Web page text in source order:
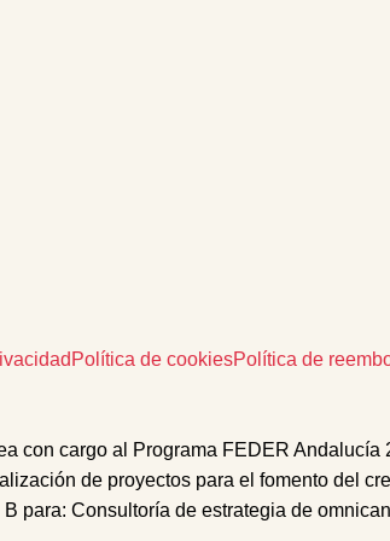
Política de cookiesPolítica de
con cargo al Programa FEDER
de proyectos para el fomento del
B para: Consultoría de estrategia de